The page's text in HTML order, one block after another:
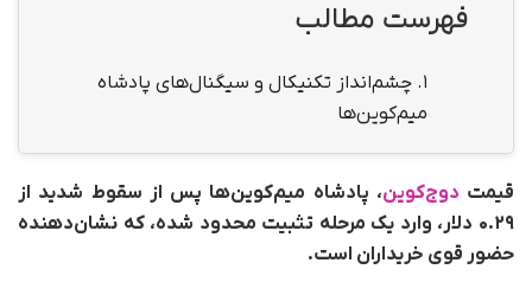
فهرست مطالب
1. چشم‌انداز تکنیکال و سیگنال‌های پادشاه
میم‌کوین‌ها
قیمت دوج‌کوین، پادشاه میم‌کوین‌ها پس از سقوط شدید از
۰.۲۹ دلار، وارد یک مرحله تثبیت محدود شده، که نشان‌دهنده
حضور قوی خریداران است.